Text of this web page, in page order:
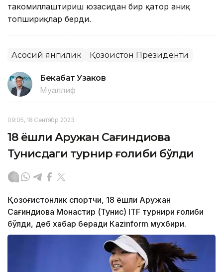
такомиллаштириш юзасидан бир қатор аниқ
топшириқлар берди.
Асосий янгилик Қозоғистон Президенти
Бекабат Узаков
Муаллиф
09:05, 18 Сентябр 2023
18 ёшли Аружан Сағиндиқова
Тунисдаги турнир ғолиби бўлди
Қозоғистонлик спортчи, 18 ёшли Аружан
Сағиндиқова Монастир (Тунис) ITF турнири ғолиби
бўлди, деб хабар беради Каzinform мухбири.